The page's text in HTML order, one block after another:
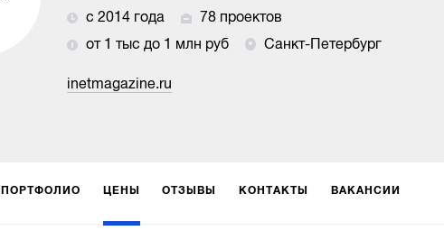
с 2014 года
78 проектов
от 1 тыс до 1 млн руб
Санкт-Петербург
inetmagazine.ru
ПОРТФОЛИО ЦЕНЫ ОТЗЫВЫ КОНТАКТЫ ВАКАНСИИ